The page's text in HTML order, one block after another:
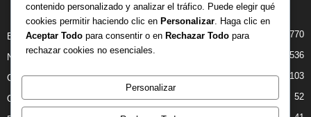
CATEGORÍA POPULAR
BIBLIOTECA 770
NOTICIAS 536
CRITICAS 103
OPINION 52
contenido personalizado y analizar el tráfico. Puede elegir qué
cookies permitir haciendo clic en Personalizar . Haga clic en
Aceptar Todo para consentir o en Rechazar Todo para
rechazar cookies no esenciales.
Personalizar